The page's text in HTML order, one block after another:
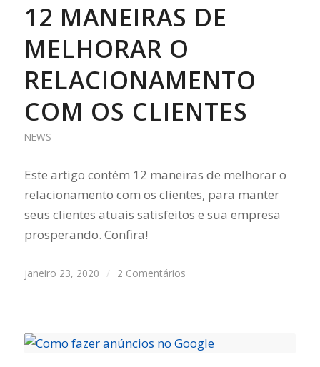
12 MANEIRAS DE
MELHORAR O
RELACIONAMENTO
COM OS CLIENTES
NEWS
Este artigo contém 12 maneiras de melhorar o
relacionamento com os clientes, para manter
seus clientes atuais satisfeitos e sua empresa
prosperando. Confira!
janeiro 23, 2020 / 2 Comentários